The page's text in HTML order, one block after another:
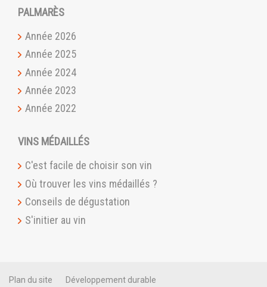
PALMARÈS
Année 2026
Année 2025
Année 2024
Année 2023
Année 2022
VINS MÉDAILLÉS
C'est facile de choisir son vin
Où trouver les vins médaillés ?
Conseils de dégustation
S'initier au vin
Plan du site Développement durable